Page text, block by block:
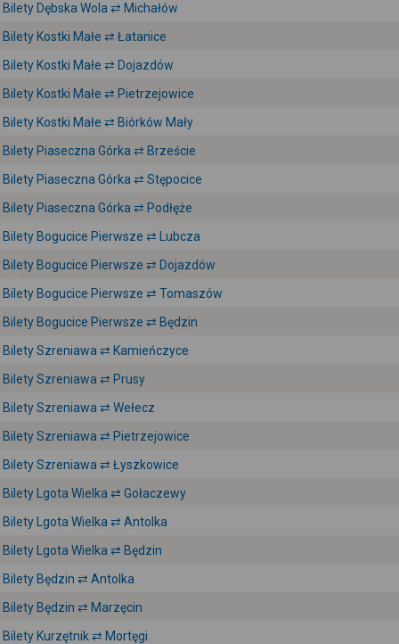
Bilety Dębska Wola ⇄ Michałów
Bilety Kostki Małe ⇄ Łatanice
Bilety Kostki Małe ⇄ Dojazdów
Bilety Kostki Małe ⇄ Pietrzejowice
Bilety Kostki Małe ⇄ Biórków Mały
Bilety Piaseczna Górka ⇄ Brzeście
Bilety Piaseczna Górka ⇄ Stępocice
Bilety Piaseczna Górka ⇄ Podłęże
Bilety Bogucice Pierwsze ⇄ Lubcza
Bilety Bogucice Pierwsze ⇄ Dojazdów
Bilety Bogucice Pierwsze ⇄ Tomaszów
Bilety Bogucice Pierwsze ⇄ Będzin
Bilety Szreniawa ⇄ Kamieńczyce
Bilety Szreniawa ⇄ Prusy
Bilety Szreniawa ⇄ Wełecz
Bilety Szreniawa ⇄ Pietrzejowice
Bilety Szreniawa ⇄ Łyszkowice
Bilety Lgota Wielka ⇄ Gołaczewy
Bilety Lgota Wielka ⇄ Antolka
Bilety Lgota Wielka ⇄ Będzin
Bilety Będzin ⇄ Antolka
Bilety Będzin ⇄ Marzęcin
Bilety Kurzętnik ⇄ Mortęgi